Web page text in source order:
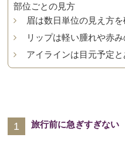
部位ごとの見方
眉は数日単位の見え方
リップは軽い腫れや赤
アイラインは目元予定
旅行前に急ぎすぎない